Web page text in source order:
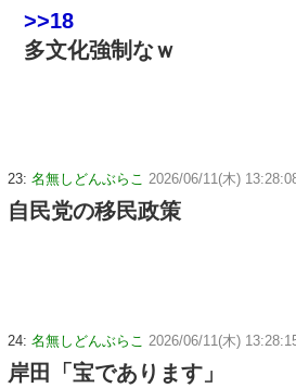
>>18
多文化強制なｗ
23: 名無しどんぶらこ 2026/06/11(木)
自民党の移民政策
24: 名無しどんぶらこ 2026/06/11(木)
岸田「宝であります」